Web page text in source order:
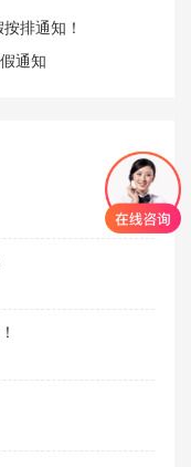
排通知！
通知